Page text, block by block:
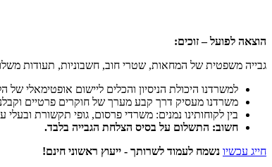
הוצאה לפועל – זוכים:
גבייה משפטית של המחאות, שטרי חוב, חשבוניות, תעודות
למשרדנו היכולת הניסיון והכלים ליישום אופטימאלי של
משרדנו מעסיק דרך קבע מערך של חוקרים פרטיים
בין לקוחותינו נמנים: משרדי פרסום, גופי תקשורת
חשוב: התשלום על בסיס הצלחת הגבייה בלבד.
חייג עכשיו נשמח לעמוד לשרותך - ייעוץ ראשוני חינם!